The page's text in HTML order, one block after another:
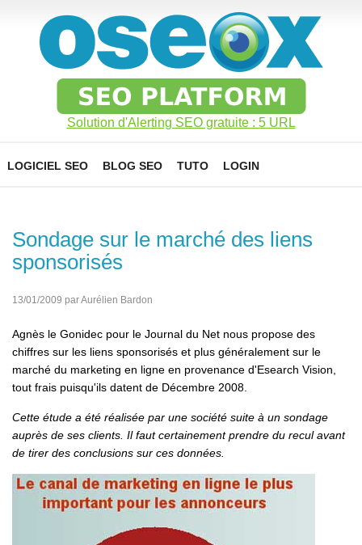
Solution d'Alerting SEO gratuite : 5 URL
LOGICIEL SEO BLOG SEO TUTO LOGIN
Sondage sur le marché des liens
sponsorisés
13/01/2009 par Aurélien Bardon
Agnès le Gonidec pour le Journal du Net nous propose des
chiffres sur les liens sponsorisés et plus généralement sur le
marché du marketing en ligne en provenance d'Esearch Vision,
tout frais puisqu'ils datent de Décembre 2008.
Cette étude a été réalisée par une société suite à un sondage
auprès de ses clients. Il faut certainement prendre du recul avant
de tirer des conclusions sur ces données.